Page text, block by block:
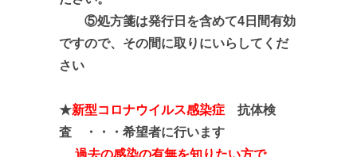
⑤処方箋は発行日を含めて4日間有効
ですので、その間に取りにいらしてくだ
さい
★新型コロナウイルス感染症 抗体検
査 ・・・希望者に行います
過去の感染の有無を知りたい方で、